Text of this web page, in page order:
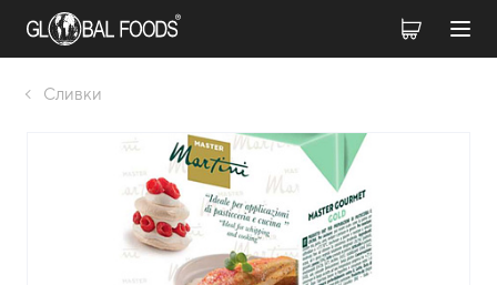
Сливки